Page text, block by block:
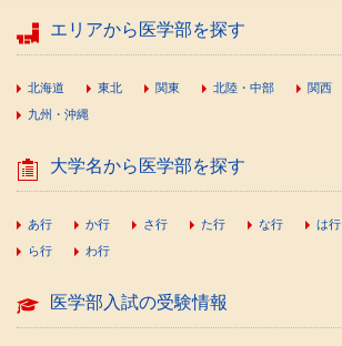
エリアから医学部を探す
北海道 東北 関東 北陸・中部 関西
九州・沖縄
大学名から医学部を探す
あ行 か行 さ行 た行 な行 は行
ら行
わ行
医学部入試の受験情報